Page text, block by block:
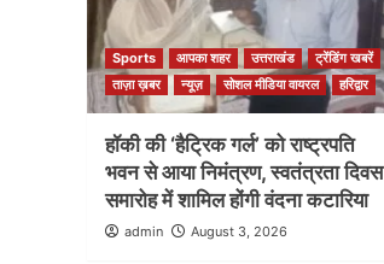
Sports आपका शहर उत्तराखंड
ट्रेंडिंग खबरें
ताज़ा ख़बर
न्यूज़ सोशल मीडिया वायरल हरिद्वार
हॉकी की ‘हैट्रिक गर्ल’ को राष्ट्रपति
भवन से आया निमंत्रण, स्वतंत्रता दिवस
समारोह में शामिल होंगी वंदना कटारिया
admin August 3, 2026